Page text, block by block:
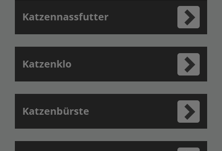
Katzennassfutter
Katzenklo
Katzenbürste